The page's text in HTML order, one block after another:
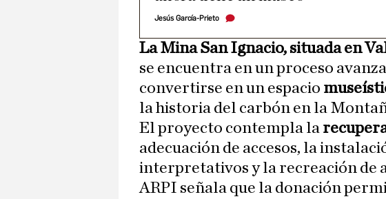
Jesús García-Prieto
La Mina San Ignacio, situada en
se encuentra en un proceso
convertirse en un espacio
la historia del carbón en la
El proyecto contempla la
adecuación de accesos, la
interpretativos y la recreación de
ARPI señala que la donación